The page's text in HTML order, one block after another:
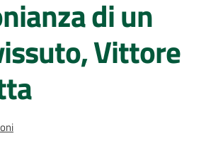
di un
Vittore